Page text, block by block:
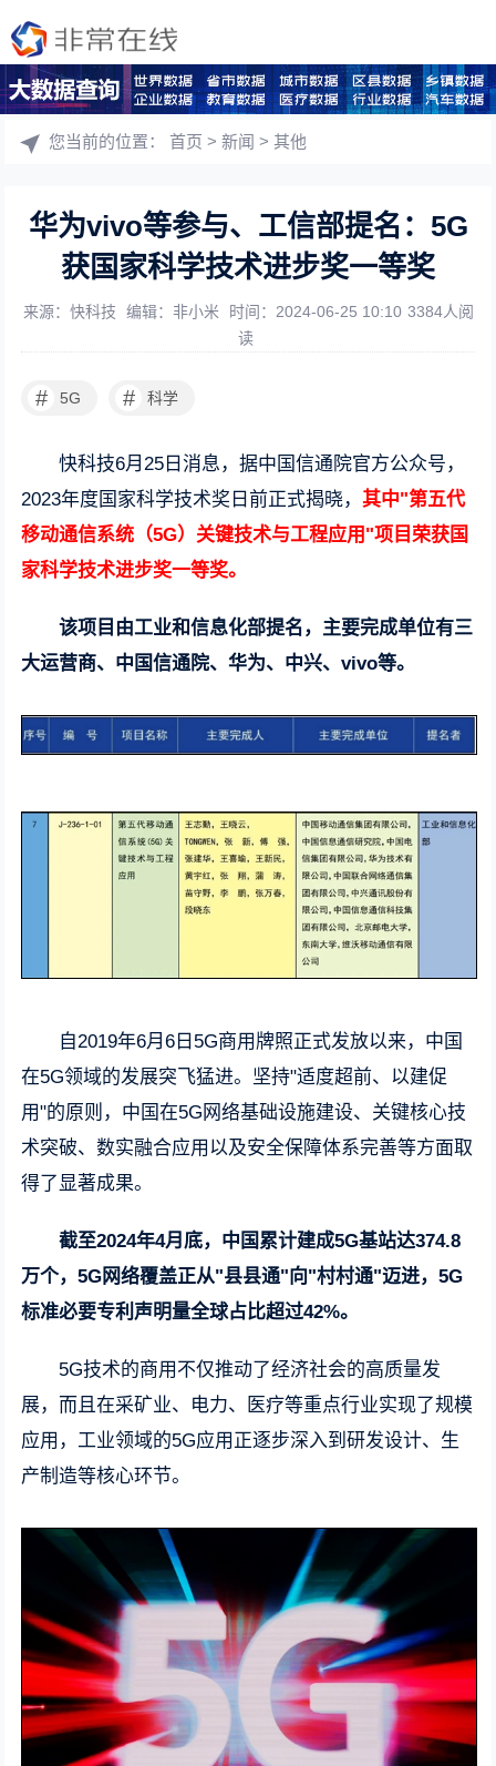
您当前的位置：首页 >新闻 >其他
华为vivo等参与、工信部提名：5G
获国家科学技术进步奖一等奖
来源：快科技 编辑：非小米 时间：2024-06-25 10:10 3384人阅
读
# 5G # 科学
快科技6月25日消息，据中国信通院官方公众号，
2023年度国家科学技术奖日前正式揭晓， 其中"第五代
移动通信系统（5G）关键技术与工程应用"项目荣获国
家科学技术进步奖一等奖。
该项目由工业和信息化部提名，主要完成单位有三
大运营商、中国信通院、华为、中兴、vivo等。
自2019年6月6日5G商用牌照正式发放以来，中国
在5G领域的发展突飞猛进。坚持"适度超前、以建促
用"的原则，中国在5G网络基础设施建设、关键核心技
术突破、数实融合应用以及安全保障体系完善等方面取
得了显著成果。
截至2024年4月底，中国累计建成5G基站达374.8
万个，5G网络覆盖正从"县县通"向"村村通"迈进，5G
标准必要专利声明量全球占比超过42%。
5G技术的商用不仅推动了经济社会的高质量发
展，而且在采矿业、电力、医疗等重点行业实现了规模
应用，工业领域的5G应用正逐步深入到研发设计、生
产制造等核心环节。